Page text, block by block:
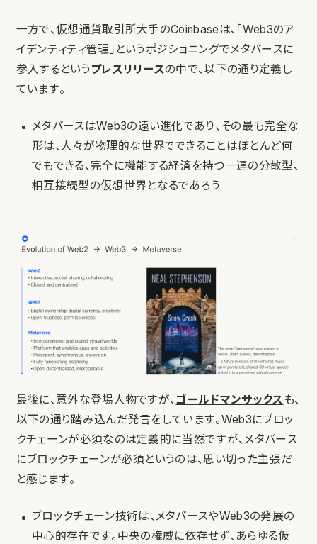
一方で、仮想通貨取引所大手のCoinbaseは、「Web3のア
イデンティティ管理」というポジショニングでメタバースに
参入するというプレスリリースの中で、以下の通り定義し
ています。
メタバースはWeb3の遠い進化であり、その最も完全な
形は、人々が物理的な世界でできることはほとんど何
でもできる、完全に機能する経済を持つ一連の分散型、
相互接続型の仮想世界となるであろう
最後に、意外な登場人物ですが、 ゴールドマンサックス も、
以下の通り踏み込んだ発言をしています。Web3にブロッ
クチェーンが必須なのは定義的に当然ですが、メタバース
にブロックチェーンが必須というのは、思い切った主張だ
と感じます。
ブロックチェーン技術は、メタバースやWeb3の発展の
中心的存在です。中央の権威に依存せず、あらゆる仮